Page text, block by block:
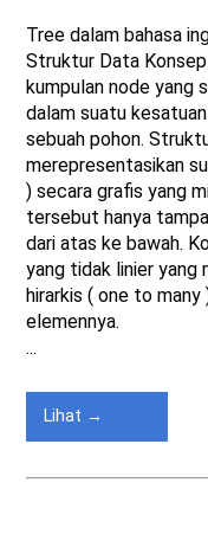
Tree dalam bahasa
Struktur Data
kumpulan node yang
dalam suatu
sebuah pohon.
merepresentasikan
) secara grafis yang
tersebut hanya
dari atas ke bawah.
yang tidak linier yang
hirarkis ( one to
elemennya.
...
Lihat →